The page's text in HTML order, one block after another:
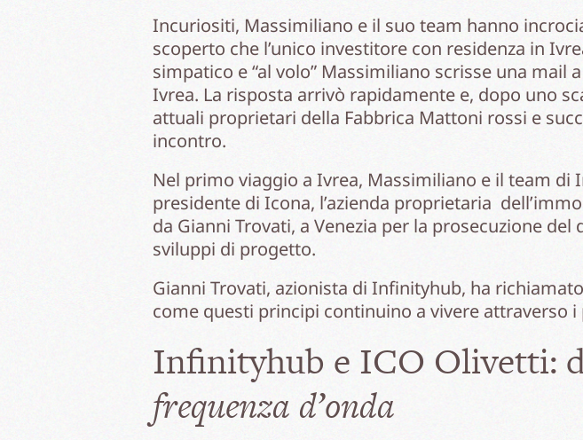
Incuriositi, Massimiliano e il suo team hanno
scoperto che l’unico investitore con residenza in
simpatico e “al volo” Massimiliano scrisse una mail
Ivrea. La risposta arrivò rapidamente e, dopo uno
attuali proprietari della Fabbrica Mattoni rossi e
incontro.
Nel primo viaggio a Ivrea, Massimiliano e il team
presidente di Icona, l’azienda proprietaria
da Gianni Trovati, a Venezia per la prosecuzione
sviluppi di progetto.
Gianni Trovati, azionista di Infinityhub, ha
come questi principi continuino a vivere attraverso
Infinityhub e ICO Olivetti:
frequenza d’onda